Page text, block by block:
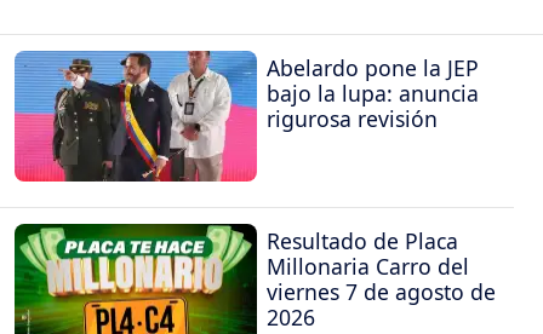
Abelardo pone la JEP
bajo la lupa: anuncia
rigurosa revisión
Resultado de Placa
Millonaria Carro del
viernes 7 de agosto de
2026